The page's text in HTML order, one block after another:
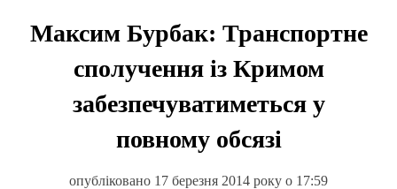
Максим Бурбак: Транспортне
сполучення із Кримом
забезпечуватиметься у
повному обсязі
опубліковано 17 березня 2014 року о 17:59